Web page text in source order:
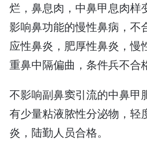
烂，鼻息肉，中鼻甲息肉样
影响鼻功能的慢性鼻病，不
应性鼻炎，肥厚性鼻炎，慢
重鼻中隔偏曲，条件兵不合
不影响副鼻窦引流的中鼻甲
有少量粘液脓性分泌物，轻
炎，陆勤人员合格。